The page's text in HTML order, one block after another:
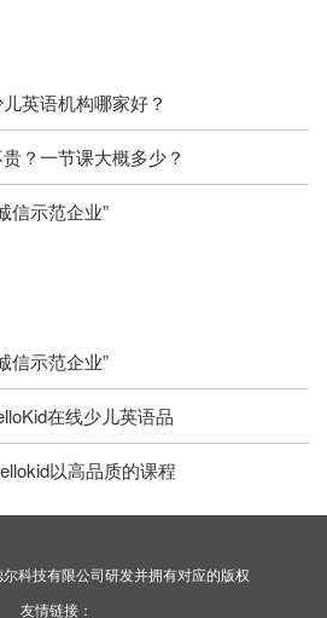
英语机构哪家好？
？一节课大概多少？
信示范企业”
信示范企业”
在线少儿英语品
以高品质的课程
科技有限公司研发并拥有对应的版权
友情链接：